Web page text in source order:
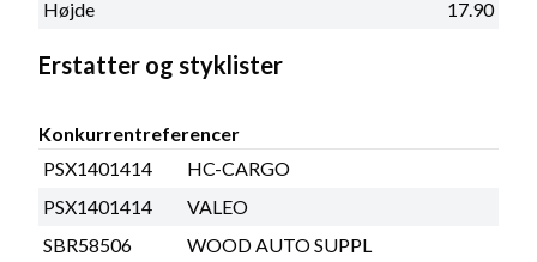
Højde
17.90
Erstatter og styklister
Konkurrentreferencer
PSX1401414
HC-CARGO
PSX1401414
VALEO
SBR58506
WOOD AUTO SUPPL